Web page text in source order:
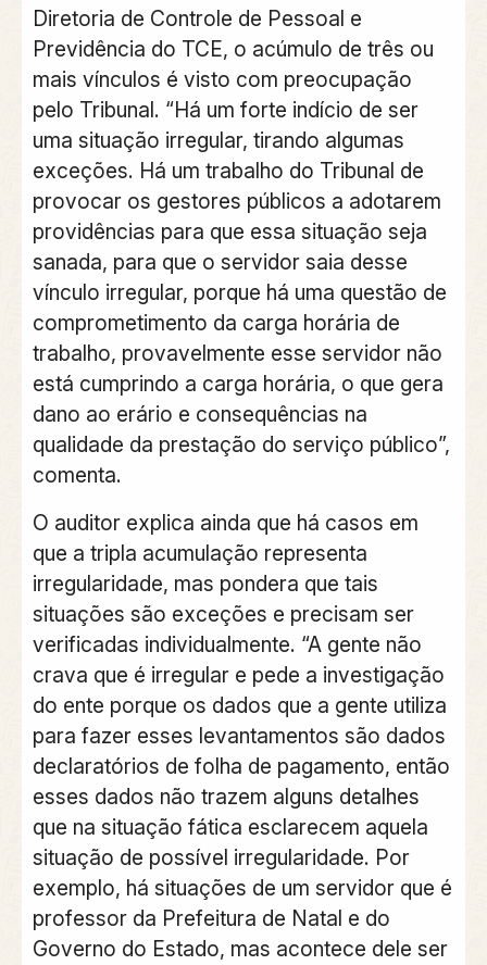
Diretoria de Controle de Pessoal e
Previdência do TCE, o acúmulo de três ou
mais vínculos é visto com preocupação
pelo Tribunal. “Há um forte indício de ser
uma situação irregular, tirando algumas
exceções. Há um trabalho do Tribunal de
provocar os gestores públicos a adotarem
providências para que essa situação seja
sanada, para que o servidor saia desse
vínculo irregular, porque há uma questão de
comprometimento da carga horária de
trabalho, provavelmente esse servidor não
está cumprindo a carga horária, o que gera
dano ao erário e consequências na
qualidade da prestação do serviço público”,
comenta.
O auditor explica ainda que há casos em
que a tripla acumulação representa
irregularidade, mas pondera que tais
situações são exceções e precisam ser
verificadas individualmente. “A gente não
crava que é irregular e pede a investigação
do ente porque os dados que a gente utiliza
para fazer esses levantamentos são dados
declaratórios de folha de pagamento, então
esses dados não trazem alguns detalhes
que na situação fática esclarecem aquela
situação de possível irregularidade. Por
exemplo, há situações de um servidor que é
professor da Prefeitura de Natal e do
Governo do Estado, mas acontece dele ser